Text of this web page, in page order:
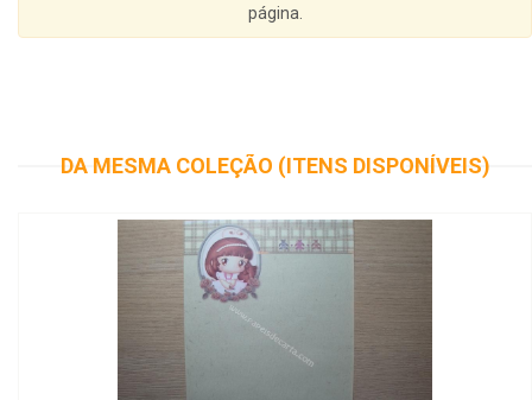
página.
DA MESMA COLEÇÃO (ITENS DISPONÍVEIS)